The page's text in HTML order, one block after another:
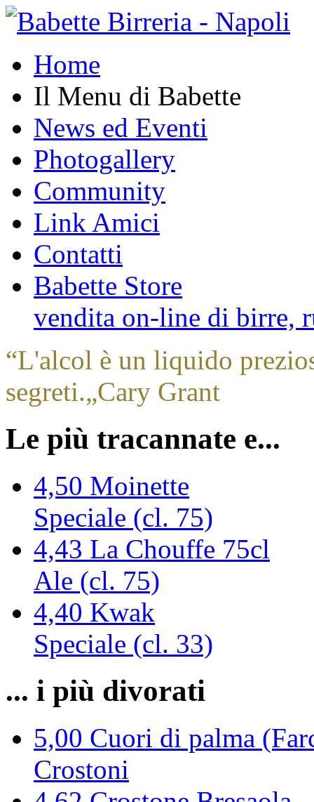
Home
Il Menu di Babette
News ed Eventi
Photogallery
Community
Link Amici
Contatti
Babette Store
vendita on-line di birre,
“L'alcol è un liquido
segreti.„Cary Grant
Le più tracannate e...
4,50 Moinette
Speciale (cl. 75)
4,43 La Chouffe 75cl
Ale (cl. 75)
4,40 Kwak
Speciale (cl. 33)
... i più divorati
5,00 Cuori di palma
Crostoni